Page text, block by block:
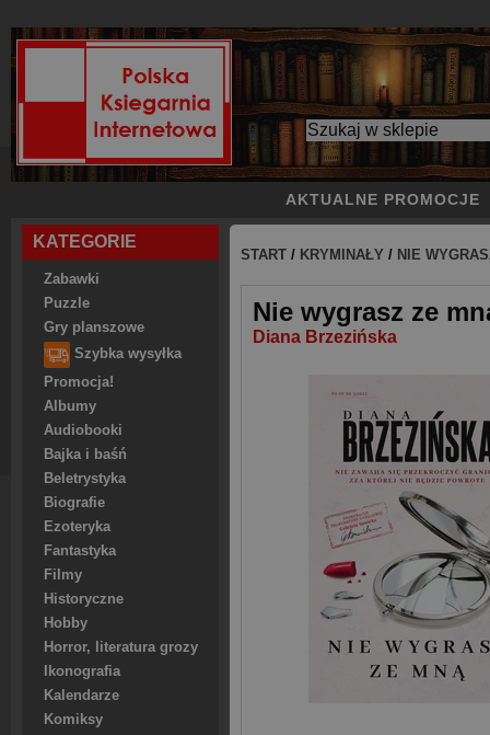
AKTUALNE PROMOCJE
KATEGORIE
Zabawki
Puzzle
Gry planszowe
Szybka wysyłka
Promocja!
Albumy
Audiobooki
Bajka i baśń
Beletrystyka
Biografie
Ezoteryka
Fantastyka
Filmy
Historyczne
Hobby
Horror, literatura grozy
Ikonografia
Kalendarze
Komiksy
START / KRYMINAŁY / NIE
Nie wygrasz ze
Diana Brzezińska